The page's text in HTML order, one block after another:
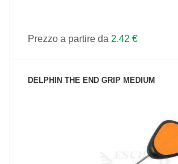
Prezzo a partire da 2.42 €
DELPHIN THE END GRIP MEDIUM
VEDI IL PRODOTTO